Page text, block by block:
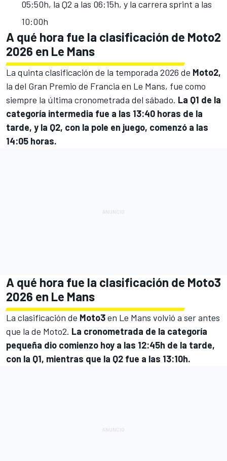
05:50h, la Q2 a las 06:15h, y la carrera sprint a las
10:00h
A qué hora fue la clasificación de Moto2
2026 en Le Mans
La quinta clasificación de la temporada 2026 de Moto2,
la del Gran Premio de Francia en Le Mans, fue como
siempre la última cronometrada del sábado. La Q1 de la
categoría intermedia fue a las 13:40 horas de la
tarde, y la Q2, con la pole en juego, comenzó a las
14:05 horas.
A qué hora fue la clasificación de Moto3
2026 en Le Mans
La clasificación de Moto3en Le Mans volvió a ser antes
que la de Moto2. La cronometrada de la categoría
pequeña dio comienzo hoy a las 12:45h de la tarde,
con la Q1, mientras que la Q2 fue a las 13:10h.